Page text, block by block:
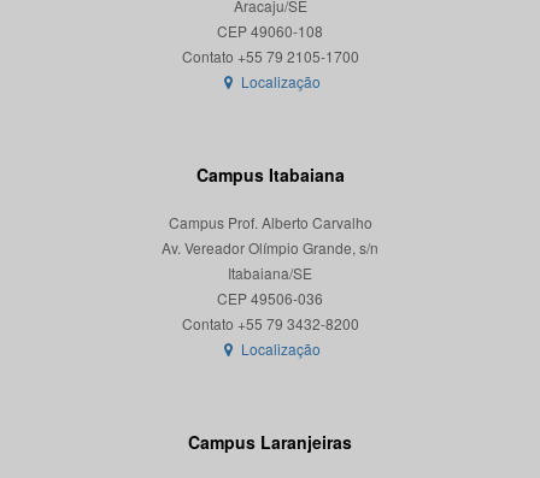
Aracaju/SE
CEP 49060-108
Localização
Campus Itabaiana
Campus Prof. Alberto Carvalho
Av. Vereador Olímpio Grande, s/n
Itabaiana/SE
CEP 49506-036
Localização
Campus Laranjeiras